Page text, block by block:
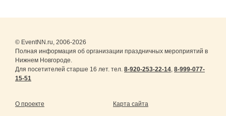
© EventNN.ru, 2006-2026
Полная информация об организации праздничных мероприятий в
Нижнем Новгороде.
Для посетителей старше 16 лет. тел. 8-920-253-22-14, 8-999-077-
15-51
О проекте Карта сайта